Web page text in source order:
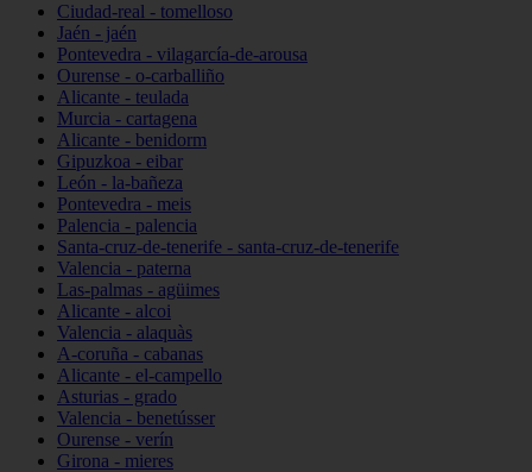
Ciudad-real - tomelloso
Jaén - jaén
Pontevedra - vilagarcía-de-arousa
Ourense - o-carballiño
Alicante - teulada
Murcia - cartagena
Alicante - benidorm
Gipuzkoa - eibar
León - la-bañeza
Pontevedra - meis
Palencia - palencia
Santa-cruz-de-tenerife - santa-cruz-de-tenerife
Valencia - paterna
Las-palmas - agüimes
Alicante - alcoi
Valencia - alaquàs
A-coruña - cabanas
Alicante - el-campello
Asturias - grado
Valencia - benetússer
Ourense - verín
Girona - mieres